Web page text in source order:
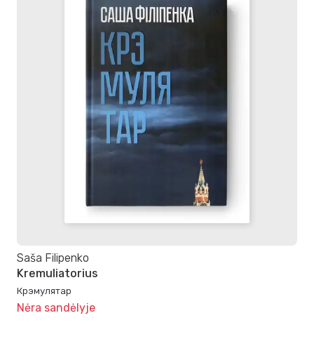
Saša Filipenko
Kremuliatorius
Крэмулятар
Nėra sandėlyje